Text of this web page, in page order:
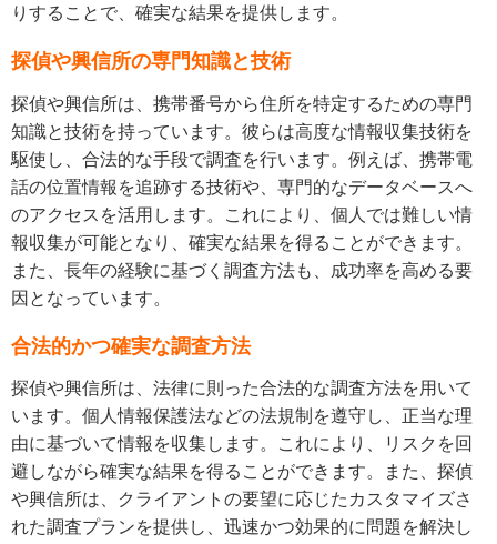
りすることで、確実な結果を提供します。
探偵や興信所の専門知識と技術
探偵や興信所は、携帯番号から住所を特定するための専門
知識と技術を持っています。彼らは高度な情報収集技術を
駆使し、合法的な手段で調査を行います。例えば、携帯電
話の位置情報を追跡する技術や、専門的なデータベースへ
のアクセスを活用します。これにより、個人では難しい情
報収集が可能となり、確実な結果を得ることができます。
また、長年の経験に基づく調査方法も、成功率を高める要
因となっています。
合法的かつ確実な調査方法
探偵や興信所は、法律に則った合法的な調査方法を用いて
います。個人情報保護法などの法規制を遵守し、正当な理
由に基づいて情報を収集します。これにより、リスクを回
避しながら確実な結果を得ることができます。また、探偵
や興信所は、クライアントの要望に応じたカスタマイズさ
れた調査プランを提供し、迅速かつ効果的に問題を解決し